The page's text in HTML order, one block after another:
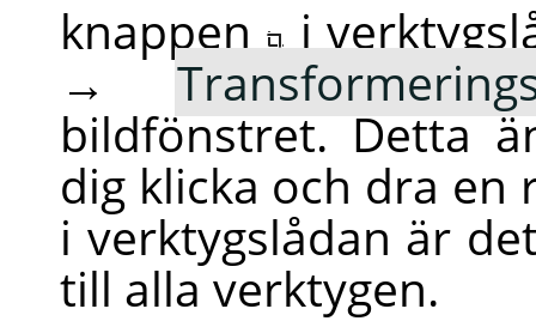
knappen
i
→
bildfönstret. Detta
dig klicka och dra en
i verktygslådan är
till alla verktygen.